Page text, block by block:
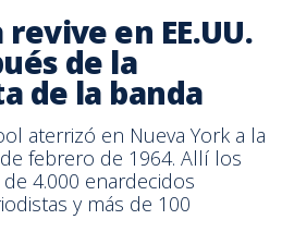
en EE.UU.
de la
de la banda
aterrizó en Nueva York a la
febrero de 1964. Allí los
4.000 enardecidos
y más de 100